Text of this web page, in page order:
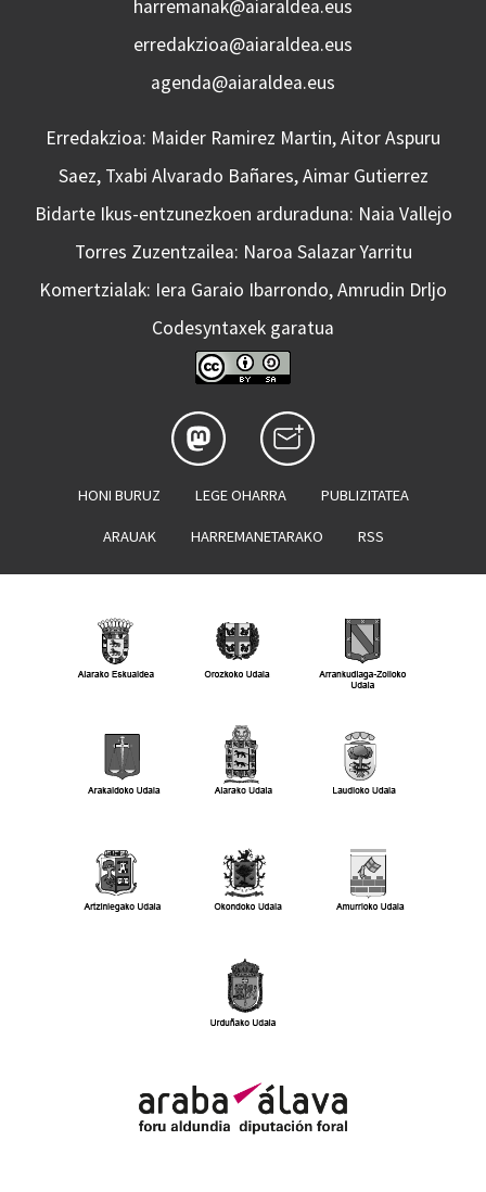
harremanak@aiaraldea.eus
erredakzioa@aiaraldea.eus
agenda@aiaraldea.eus
Erredakzioa: Maider Ramirez Martin, Aitor Aspuru
Saez, Txabi Alvarado Bañares, Aimar Gutierrez
Bidarte Ikus-entzunezkoen arduraduna: Naia Vallejo
Torres Zuzentzailea: Naroa Salazar Yarritu
Komertzialak: Iera Garaio Ibarrondo, Amrudin Drljo
Codesyntaxek garatua
HONI BURUZ LEGE OHARRA PUBLIZITATEA
ARAUAK HARREMANETARAKO RSS